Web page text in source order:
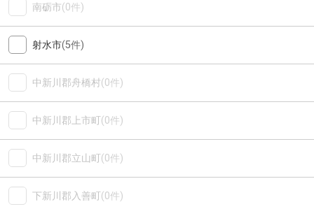
南砺市(0件)
射水市(5件)
中新川郡舟橋村(0件)
中新川郡上市町(0件)
中新川郡立山町(0件)
下新川郡入善町(0件)